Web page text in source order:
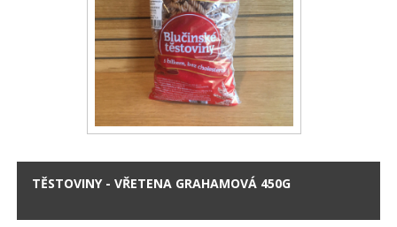
TĚSTOVINY - VŘETENA GRAHAMOVÁ 450G